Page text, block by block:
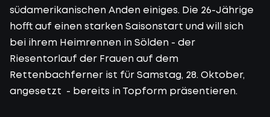
südamerikanischen Anden einiges. Die 26-Jährige
hofft auf einen starken Saisonstart und will sich
bei ihrem Heimrennen in Sölden - der
Riesentorlauf der Frauen auf dem
Rettenbachferner ist für Samstag, 28. Oktober,
angesetzt - bereits in Topform präsentieren.